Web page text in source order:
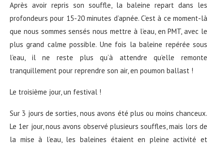
Après avoir repris son souffle, la baleine repart dans les
profondeurs pour 15-20 minutes d’apnée. C’est à ce moment-là
que nous sommes sensés nous mettre à l’eau, en PMT, avec le
plus grand calme possible. Une fois la baleine repérée sous
l’eau, il ne reste plus qu’à attendre qu’elle remonte
tranquillement pour reprendre son air, en poumon ballast !
Le troisième jour, un festival !
Sur 3 jours de sorties, nous avons été plus ou moins chanceux.
Le 1er jour, nous avons observé plusieurs souffles, mais lors de
la mise à l’eau, les baleines étaient en pleine activité et